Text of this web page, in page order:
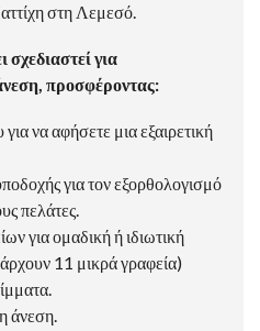
στη Λεμεσό.
σχεδιαστεί για
προσφέροντας:
να αφήσετε μια εξαιρετική
για τον εξορθολογισμό
πελάτες.
για ομαδική ή ιδιωτική
11 μικρά γραφεία)
άνεση.